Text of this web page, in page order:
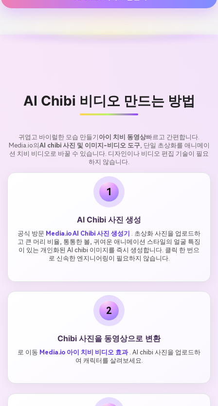
AI Chibi 비디오 만드는 방법
귀엽고 바이럴한 모습 만들기 아이 치비 동영상빠르고 간편합니다.
Media.io의AI chibi 사진 및 이미지-비디오 도구, 단일 초상화를 애니메이
션 치비 비디오로 바꿀 수 있습니다. 디자인이나 비디오 편집 기술이 필요
하지 않습니다.
1
AI Chibi 사진 생성
공식 방문 Media.io AI Chibi 사진 생성기 . 초상화 사진을 업로드하
고 큰 머리 비율, 통통한 볼, 귀여운 애니메이션 스타일의 얼굴 특징
이 있는 개인화된 AI chibi 이미지를 즉시 생성합니다. 클릭 한 번으
로 신속한 엔지니어링이 필요하지 않습니다.
2
Chibi 사진을 동영상으로 변환
로 이동 Media.io 아이 치비 비디오 효과 . AI chibi 사진을 업로드하
여 캐릭터를 살려보세요.